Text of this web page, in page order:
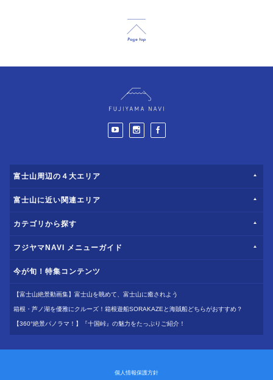
富士山周辺の４大エリア
富士山に近い関連エリア
カテゴリから探す
フジヤマNAVI メニューガイド
今が旬！特集コンテンツ
【富士山絶景動画集】富士山を眺めて、富士山に癒されよう
箱根・芦ノ湖を優雅にクルーズ！箱根遊船SORAKAZEと海賊船どちらがおすすめ？
【360°絶景パノラマ！】『十国峠』の魅力をたっぷりご紹介！
個人情報保護方針